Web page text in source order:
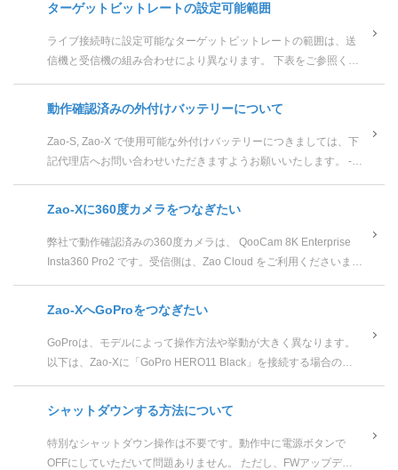
ターゲットビットレートの設定可能範囲
ライブ接続時に設定可能なターゲットビットレートの範囲は、送
信機と受信機の組み合わせにより異なります。 下表をご参照くだ
動作確認済みの外付けバッテリーについて
Zao-S, Zao-X で使用可能な外付けバッテリーにつきましては、下
記代理店へお問い合わせいただきますようお願いいたします。 ----
Zao-Xに360度カメラをつなぎたい
弊社で動作確認済みの360度カメラは、 QooCam 8K Enterprise
Insta360 Pro2 です。受信側は、Zao Cloud をご利用くださいます
Zao-XへGoProをつなぎたい
GoProは、モデルによって操作方法や挙動が大きく異なります。
以下は、Zao-Xに「GoPro HERO11 Black」を接続する場合の例
シャットダウンする方法について
特別なシャットダウン操作は不要です。動作中に電源ボタンで
OFFにしていただいて問題ありません。 ただし、FWアップデー